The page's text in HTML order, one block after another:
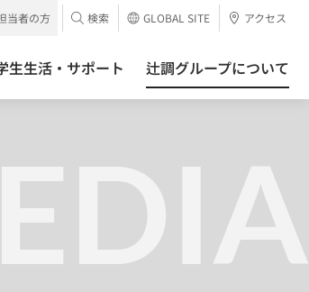
生生活・サポート 辻調グループについて
当者の方 検索 GLOBAL SITE アクセス